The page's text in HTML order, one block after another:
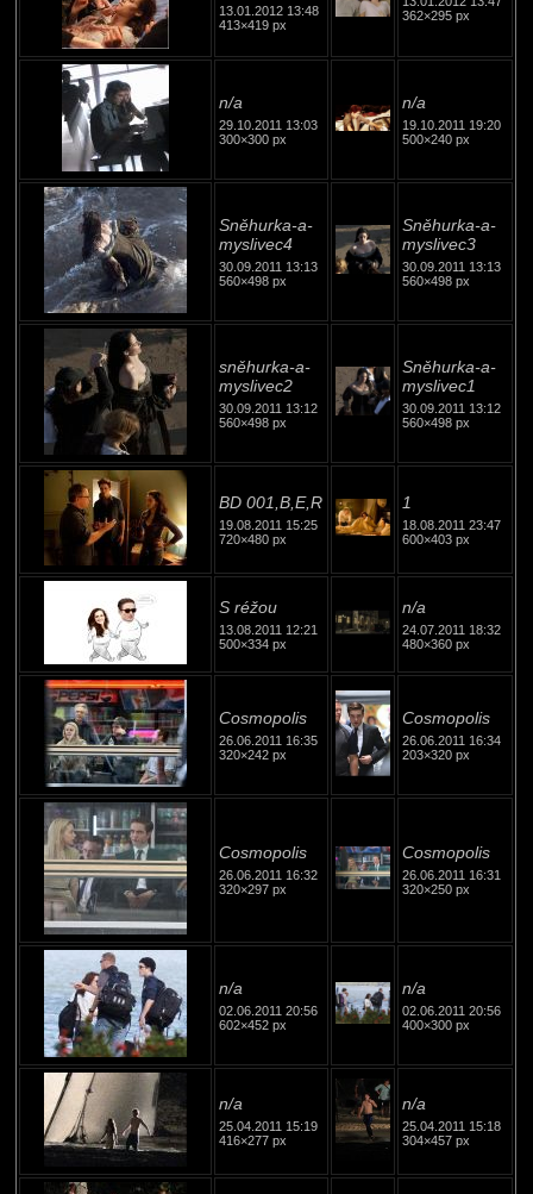
13.01.2012 13:48
413×419 px
362×295 px
n/a
29.10.2011 13:03
300×300 px
n/a
19.10.2011 19:20
500×240 px
Sněhurka-a-
myslivec4
30.09.2011 13:13
560×498 px
Sněhurka-a-
myslivec3
30.09.2011 13:13
560×498 px
sněhurka-a-
myslivec2
30.09.2011 13:12
560×498 px
Sněhurka-a-
myslivec1
30.09.2011 13:12
560×498 px
BD 001,B,E,R
19.08.2011 15:25
720×480 px
1
18.08.2011 23:47
600×403 px
S réžou
13.08.2011 12:21
500×334 px
n/a
24.07.2011 18:32
480×360 px
Cosmopolis
26.06.2011 16:35
320×242 px
Cosmopolis
26.06.2011 16:34
203×320 px
Cosmopolis
26.06.2011 16:32
320×297 px
Cosmopolis
26.06.2011 16:31
320×250 px
n/a
02.06.2011 20:56
602×452 px
n/a
02.06.2011 20:56
400×300 px
n/a
25.04.2011 15:19
416×277 px
n/a
25.04.2011 15:18
304×457 px